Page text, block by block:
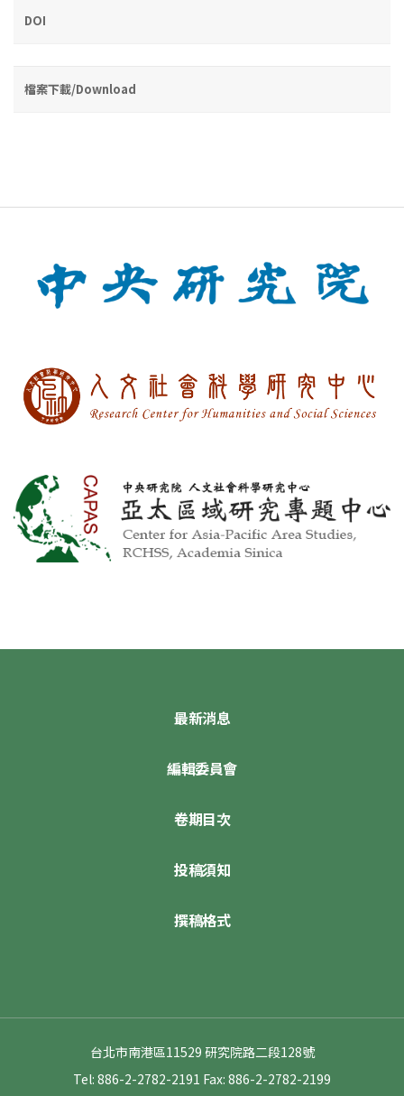
DOI
檔案下載/Download
最新消息
編輯委員會
卷期目次
投稿須知
撰稿格式
台北市南港區11529 研究院路二段128號
Tel: 886-2-2782-2191 Fax: 886-2-2782-2199